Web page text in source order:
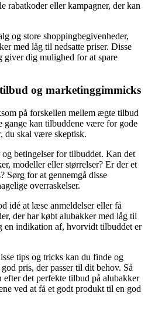
rabatkoder eller kampagner, der kan
og store shoppingbegivenheder,
med låg til nedsatte priser. Disse
giver dig mulighed for at spare
og marketinggimmicks
på forskellen mellem ægte tilbud
kan tilbuddene være for gode
du skal være skeptisk.
betingelser for tilbuddet. Kan det
modeller eller størrelser? Er der et
Sørg for at gennemgå disse
overraskelser.
idé at læse anmeldelser eller få
der har købt alubakker med låg til
en indikation af, hvorvidt tilbuddet er
tips og tricks kan du finde og
pris, der passer til dit behov. Så
efter det perfekte tilbud på alubakker
ved at få et godt produkt til en god